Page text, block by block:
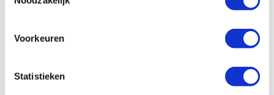
Voorkeuren
Statistieken
Specificaties, tekeningen en plattegrond van de camper zijn
garantie dat de maximale bezetting voldoende comfortabel is.
Afmetingen en het interieur kunnen in werkelijkheid afwijken van